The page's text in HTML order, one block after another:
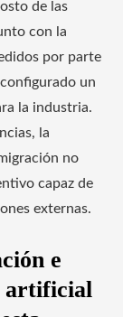
de las
con la
por parte
un
la industria.
la
no
capaz de
externas.
e
artificial